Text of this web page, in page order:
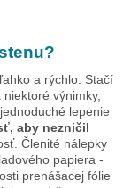
a rýchlo. Stačí
výnimky,
lepenie
aby nezničil
Členité nálepky
papiera -
prenášacej fólie